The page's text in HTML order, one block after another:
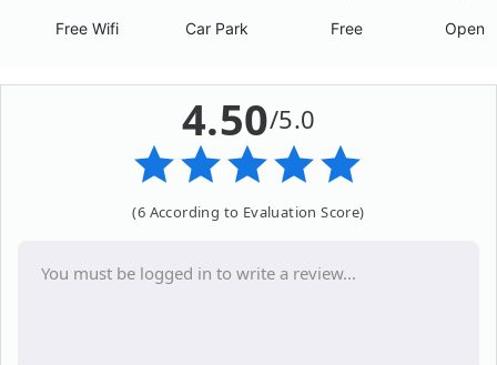
Free Wifi Car Park Free Open
4.50/5.0
(6 According to Evaluation Score)